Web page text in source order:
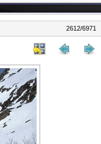
2612/6971